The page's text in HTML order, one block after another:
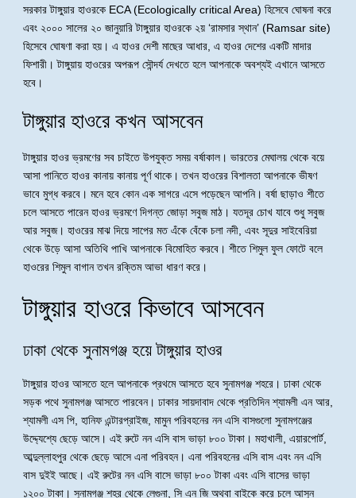
সরকার টাঙ্গুয়ার হাওরকে ECA (Ecologically critical Area) হিসেবে ঘোষনা করে
এবং ২০০০ সালের ২০ জানুয়ারি টাঙ্গুয়ার হাওরকে ২য় ‘রামসার স্থান’ (Ramsar site)
হিসেবে ঘোষণা করা হয়। এ হাওর দেশী মাছের আধার, এ হাওর দেশের একটি মাদার
ফিশারী। টাঙ্গুয়ায় হাওরের অপরূপ সৌন্দর্য দেখতে হলে আপনাকে অবশ্যই এখানে আসতে
হবে।
টাঙ্গুয়ার হাওরে কখন আসবেন
টাঙ্গুয়ার হাওর ভ্রমণের সব চাইতে উপযুক্ত সময় বর্ষাকাল। ভারতের মেঘালয় থেকে বয়ে
আসা পানিতে হাওর কানায় কানায় পূর্ণ থাকে। তখন হাওরের বিশালতা আপনাকে ভীষণ
ভাবে মুগ্ধ করবে। মনে হবে কোন এক সাগরে এসে পড়েছেন আপনি। বর্ষা ছাড়াও শীতে
চলে আসতে পারেন হাওর ভ্রমণে দিগন্ত জোড়া সবুজ মাঠ। যতদূর চোখ যাবে শুধু সবুজ
আর সবুজ। হাওরের মাঝ দিয়ে সাপের মত এঁকে বেঁকে চলা নদী, এবং সূদুর সাইবেরিয়া
থেকে উড়ে আসা অতিথি পাখি আপনাকে বিমোহিত করবে। শীতে শিমুল ফুল ফোটে বলে
হাওরের শিমুল বাগান তখন রক্তিম আভা ধারণ করে।
টাঙ্গুয়ার হাওরে কিভাবে আসবেন
ঢাকা থেকে সুনামগঞ্জ হয়ে টাঙ্গুয়ার হাওর
টাঙ্গুয়ার হাওর আসতে হলে আপনাকে প্রথমে আসতে হবে সুনামগঞ্জ শহরে। ঢাকা থেকে
সড়ক পথে সুনামগঞ্জ আসতে পারবেন। ঢাকার সায়দাবাদ থেকে প্রতিদিন শ্যামলী এন আর,
শ্যামলী এস পি, হানিফ এন্টারপ্রাইজ, মামুন পরিবহনের নন এসি বাসগুলো সুনামগঞ্জের
উদ্দ্যেশ্যে ছেড়ে আসে। এই রুটে নন এসি বাস ভাড়া ৮০০ টাকা। মহাখালী, এয়ারপোর্ট,
আব্দুল্লাহপুর থেকে ছেড়ে আসে এনা পরিবহন। এনা পরিবহনের এসি বাস এবং নন এসি
বাস দুইই আছে। এই রুটের নন এসি বাসে ভাড়া ৮০০ টাকা এবং এসি বাসের ভাড়া
১২০০ টাকা। সুনামগঞ্জ শহর থেকে লেগুনা, সি এন জি অথবা বাইকে করে চলে আসুন